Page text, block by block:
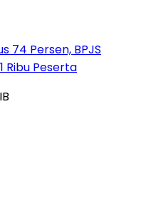
74 Persen, BPJS
Ribu Peserta